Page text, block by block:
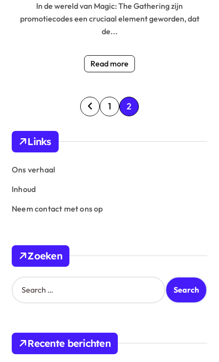
In de wereld van Magic: The Gathering zijn
promotiecodes een cruciaal element geworden, dat
de...
Read more
P
o
g
t
n
1 2
Links
Ons verhaal
Inhoud
Neem contact met ons op
Zoeken
S
e
h
o
Recente berichten